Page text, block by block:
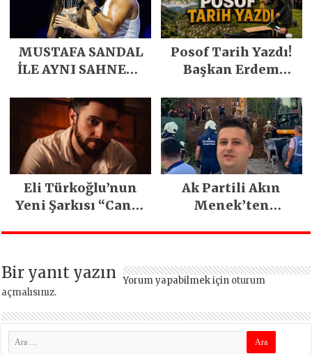
MUSTAFA SANDAL
İLE AYNI SAHNEDE
Posof Tarih Yazdı!
Başkan Erdem
Emeğiyle Son
Yılların En Büyük
Festivali
Gerçekleşti
Eli Türkoğlu’nun
Yeni Şarkısı “Canın
İlgi Gördü!..
Ak Partili Akın
Menek’ten
heyelan sonrası
Bir yanıt yazın Yorum yapabilmek için oturum
açmalısınız.